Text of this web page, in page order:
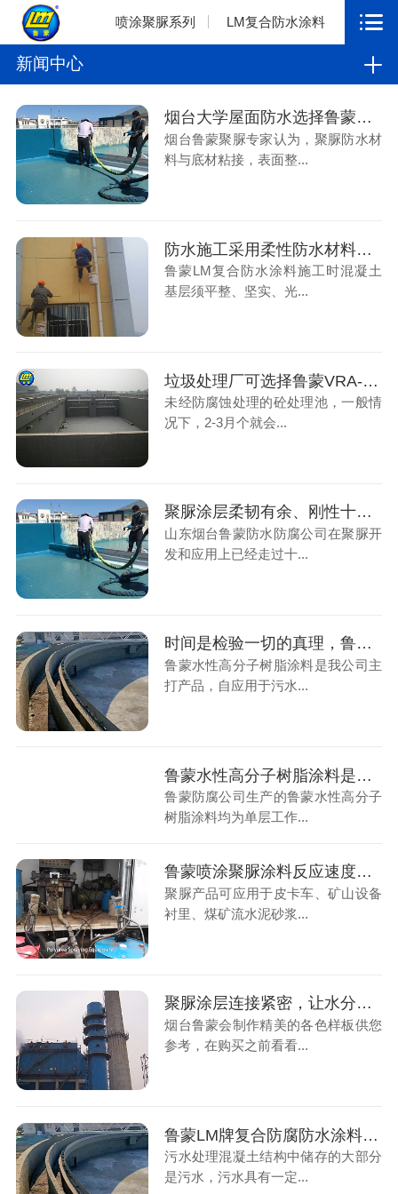
喷涂聚脲系列 LM复合防水涂料
新闻中心
烟台大学屋面防水选择鲁蒙SPUA喷涂聚脲防水涂料
烟台鲁蒙聚脲专家认为，聚脲防水材
料与底材粘接，表面整...
防水施工采用柔性防水材料拉伸的强度更好，不容易开裂
鲁蒙LM复合防水涂料施工时混凝土
基层须平整、坚实、光...
垃圾处理厂可选择鲁蒙VRA-LM®复合防腐防水涂料
未经防腐蚀处理的砼处理池，一般情
况下，2-3月个就会...
聚脲涂层柔韧有余、刚性十足、色彩丰富
山东烟台鲁蒙防水防腐公司在聚脲开
发和应用上已经走过十...
时间是检验一切的真理，鲁蒙水性高分子树脂涂料用的住
鲁蒙水性高分子树脂涂料是我公司主
打产品，自应用于污水...
鲁蒙水性高分子树脂涂料是防护污水处理厂的好材料
鲁蒙防腐公司生产的鲁蒙水性高分子
树脂涂料均为单层工作...
鲁蒙喷涂聚脲涂料反应速度快，生产效率高
聚脲产品可应用于皮卡车、矿山设备
衬里、煤矿流水泥砂浆...
聚脲涂层连接紧密，让水分子没有可乘之机，从而起到保护基础面的作用
烟台鲁蒙会制作精美的各色样板供您
参考，在购买之前看看...
鲁蒙LM牌复合防腐防水涂料为混凝土结构的防腐、减少污染、提高防腐功效
污水处理混凝土结构中储存的大部分
是污水，污水具有一定...